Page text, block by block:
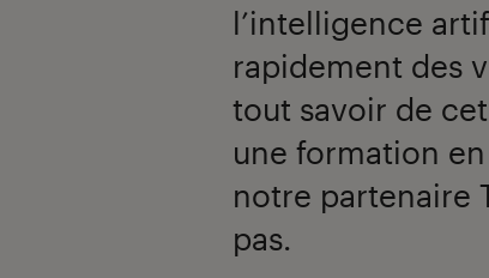
l’intelligence
rapidement des
tout savoir de
une formation
notre partenaire
pas.